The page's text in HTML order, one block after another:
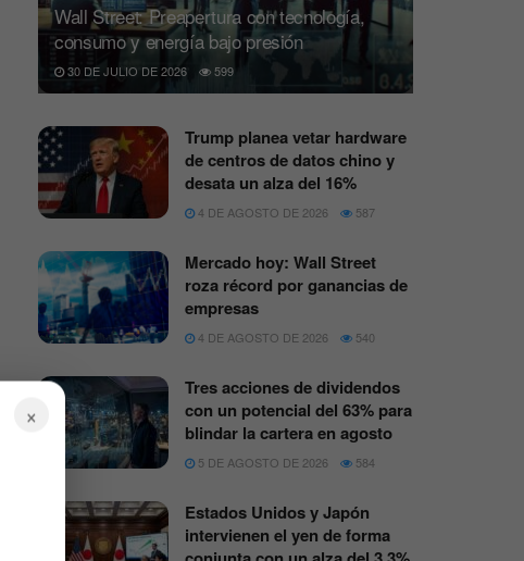
Wall Street: Preapertura con tecnología,
consumo y energía bajo presión
30 DE JULIO DE 2026 599
Trump planea vetar hardware
de centros de datos chino y
desata un alza del 16%
4 DE AGOSTO DE 2026 587
Mercado hoy: Wall Street
roza récord por ganancias de
empresas
4 DE AGOSTO DE 2026 540
Tres acciones de dividendos
con un potencial del 63% para
blindar la cartera en agosto
5 DE AGOSTO DE 2026 584
Estados Unidos y Japón
intervienen el yen de forma
×